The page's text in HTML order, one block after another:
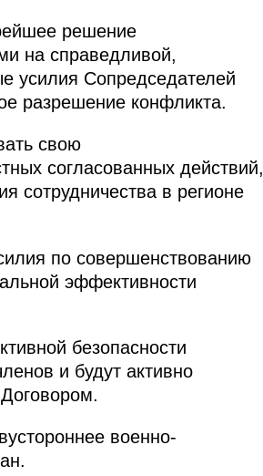
решение
на справедливой,
усилия Сопредседателей
разрешение конфликта.
свою
согласованных действий,
сотрудничества в регионе
по совершенствованию
эффективности
безопасности
и будут активно
военно-